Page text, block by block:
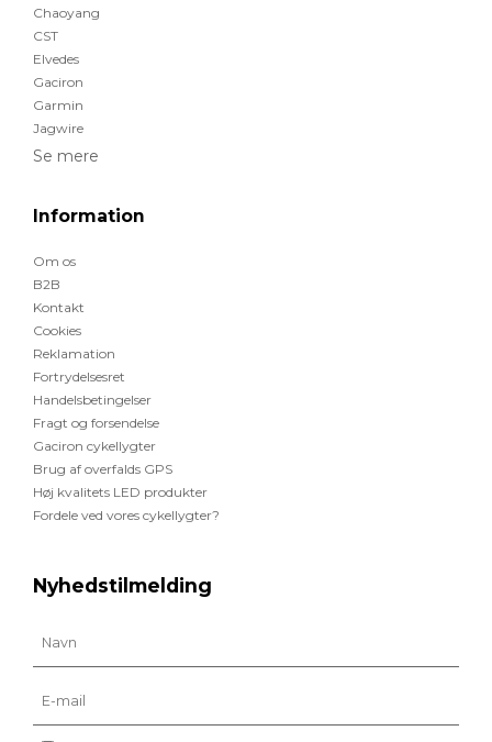
Chaoyang
CST
Elvedes
Gaciron
Garmin
Jagwire
Se mere
Information
Om os
B2B
Kontakt
Cookies
Reklamation
Fortrydelsesret
Handelsbetingelser
Fragt og forsendelse
Gaciron cykellygter
Brug af overfalds GPS
Høj kvalitets LED produkter
Fordele ved vores cykellygter?
Nyhedstilmelding